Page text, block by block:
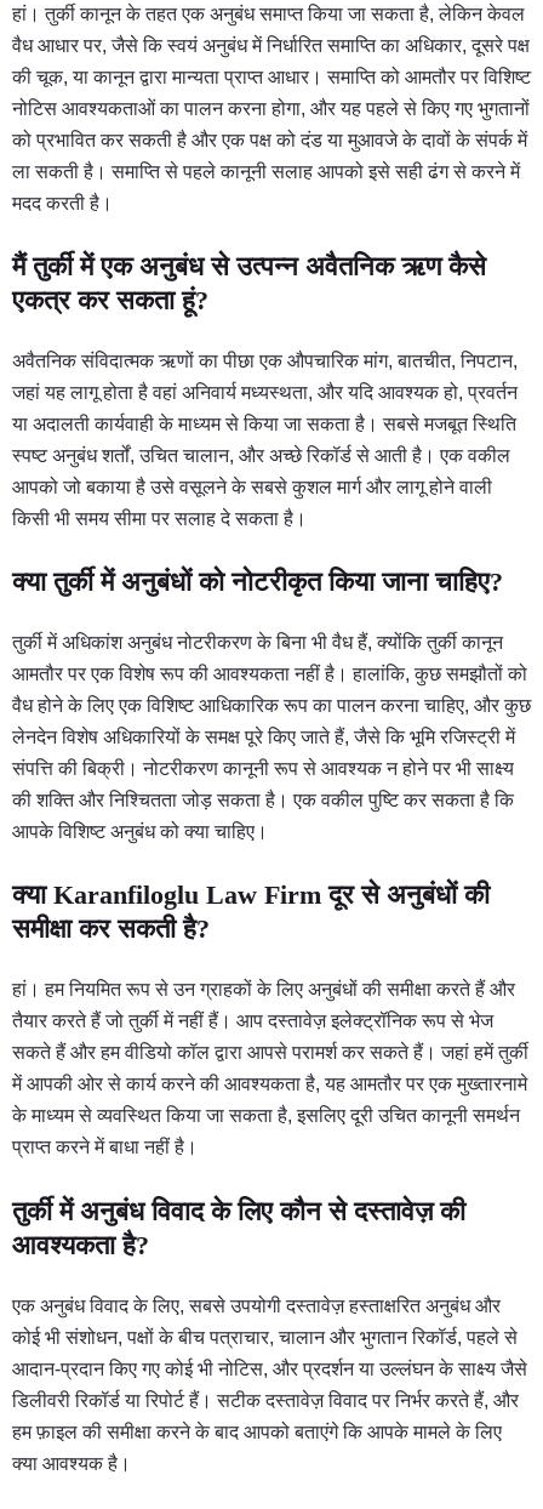
हां। तुर्की कानून के तहत एक अनुबंध समाप्त किया जा सकता है, लेकिन केवल
वैध आधार पर, जैसे कि स्वयं अनुबंध में निर्धारित समाप्ति का अधिकार, दूसरे पक्ष
की चूक, या कानून द्वारा मान्यता प्राप्त आधार। समाप्ति को आमतौर पर विशिष्ट
नोटिस आवश्यकताओं का पालन करना होगा, और यह पहले से किए गए भुगतानों
को प्रभावित कर सकती है और एक पक्ष को दंड या मुआवजे के दावों के संपर्क में
ला सकती है। समाप्ति से पहले कानूनी सलाह आपको इसे सही ढंग से करने में
मदद करती है।
मैं तुर्की में एक अनुबंध से उत्पन्न अवैतनिक ऋण कैसे
एकत्र कर सकता हूं?
अवैतनिक संविदात्मक ऋणों का पीछा एक औपचारिक मांग, बातचीत, निपटान,
जहां यह लागू होता है वहां अनिवार्य मध्यस्थता, और यदि आवश्यक हो, प्रवर्तन
या अदालती कार्यवाही के माध्यम से किया जा सकता है। सबसे मजबूत स्थिति
स्पष्ट अनुबंध शर्तों, उचित चालान, और अच्छे रिकॉर्ड से आती है। एक वकील
आपको जो बकाया है उसे वसूलने के सबसे कुशल मार्ग और लागू होने वाली
किसी भी समय सीमा पर सलाह दे सकता है।
क्या तुर्की में अनुबंधों को नोटरीकृत किया जाना चाहिए?
तुर्की में अधिकांश अनुबंध नोटरीकरण के बिना भी वैध हैं, क्योंकि तुर्की कानून
आमतौर पर एक विशेष रूप की आवश्यकता नहीं है। हालांकि, कुछ समझौतों को
वैध होने के लिए एक विशिष्ट आधिकारिक रूप का पालन करना चाहिए, और कुछ
लेनदेन विशेष अधिकारियों के समक्ष पूरे किए जाते हैं, जैसे कि भूमि रजिस्ट्री में
संपत्ति की बिक्री। नोटरीकरण कानूनी रूप से आवश्यक न होने पर भी साक्ष्य
की शक्ति और निश्चितता जोड़ सकता है। एक वकील पुष्टि कर सकता है कि
आपके विशिष्ट अनुबंध को क्या चाहिए।
क्या Karanfiloglu Law Firm दूर से अनुबंधों की
समीक्षा कर सकती है?
हां। हम नियमित रूप से उन ग्राहकों के लिए अनुबंधों की समीक्षा करते हैं और
तैयार करते हैं जो तुर्की में नहीं हैं। आप दस्तावेज़ इलेक्ट्रॉनिक रूप से भेज
सकते हैं और हम वीडियो कॉल द्वारा आपसे परामर्श कर सकते हैं। जहां हमें तुर्की
में आपकी ओर से कार्य करने की आवश्यकता है, यह आमतौर पर एक मुख्तारनामे
के माध्यम से व्यवस्थित किया जा सकता है, इसलिए दूरी उचित कानूनी समर्थन
प्राप्त करने में बाधा नहीं है।
तुर्की में अनुबंध विवाद के लिए कौन से दस्तावेज़ की
आवश्यकता है?
एक अनुबंध विवाद के लिए, सबसे उपयोगी दस्तावेज़ हस्ताक्षरित अनुबंध और
कोई भी संशोधन, पक्षों के बीच पत्राचार, चालान और भुगतान रिकॉर्ड, पहले से
आदान-प्रदान किए गए कोई भी नोटिस, और प्रदर्शन या उल्लंघन के साक्ष्य जैसे
डिलीवरी रिकॉर्ड या रिपोर्ट हैं। सटीक दस्तावेज़ विवाद पर निर्भर करते हैं, और
हम फ़ाइल की समीक्षा करने के बाद आपको बताएंगे कि आपके मामले के लिए
क्या आवश्यक है।